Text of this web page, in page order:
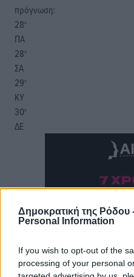
Δημοκρατική της Ρόδου
Personal Information
If you wish to opt-out of the
processing of your personal
πρόγνωση:
28°
ΠΑ
28°
ΣΑ
29°
ΚΥ
30°
ΔΕ